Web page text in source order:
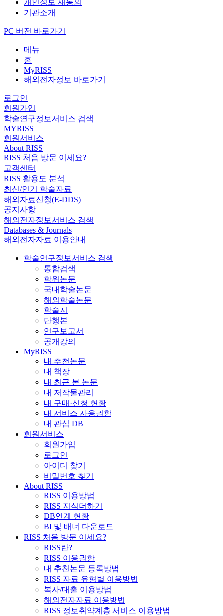
개인정보 재동의
기관소개
PC 버전 바로가기
메뉴
홈
MyRISS
해외전자정보 바로가기
로그인
회원가입
학술연구정보서비스 검색
MYRISS
회원서비스
About RISS
RISS 처음 방문 이세요?
고객센터
RISS 활용도 분석
최신/인기 학술자료
해외자료신청(E-DDS)
공지사항
해외전자정보서비스 검색
Databases & Journals
해외전자자료 이용안내
학술연구정보서비스 검색
통합검색
학위논문
국내학술논문
해외학술논문
학술지
단행본
연구보고서
공개강의
MyRISS
내 추천논문
내 책장
내 최근 본 논문
내 저작물관리
내 구매·신청 현황
내 서비스 사용권한
내 관심 DB
회원서비스
회원가입
로그인
아이디 찾기
비밀번호 찾기
About RISS
RISS 이용방법
RISS 지식더하기
DB연계 현황
BI 및 배너 다운로드
RISS 처음 방문 이세요?
RISS란?
RISS 이용권한
내 추천논문 등록방법
RISS 자료 유형별 이용방법
복사/대출 이용방법
해외전자자료 이용방법
RISS 정보취약계층 서비스 이용방법